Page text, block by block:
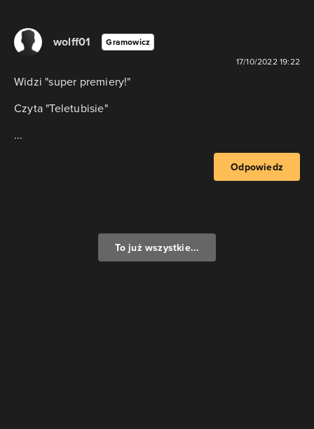
wolff01
Gramowicz
17/10/2022 19:22
Widzi "super premiery!"
Czyta "Teletubisie"
...
Odpowiedz
To już wszystkie...